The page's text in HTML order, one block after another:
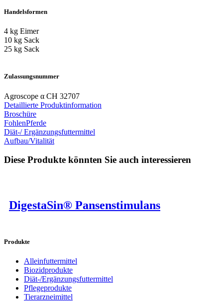
Handelsformen
4 kg Eimer
10 kg Sack
25 kg Sack
Zulassungsnummer
Agroscope α CH 32707
Detaillierte Produktinformation
Broschüre
FohlenPferde
Diät-/ Ergänzungsfuttermittel
Aufbau/Vitalität
Diese Produkte könnten Sie auch interessieren
DigestaSin® Pansenstimulans
Produkte
Alleinfuttermittel
Biozidprodukte
Diät-/Ergänzungsfuttermittel
Pflegeprodukte
Tierarzneimittel